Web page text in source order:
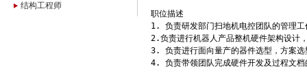
结构工程师
职位描述
1. 负责研发部门扫地机电控团队的管理工
2.负责进行机器人产品整机硬件架构设计
3. 负责进行面向量产的器件选型，方案选
4. 负责带领团队完成硬件开发及过程文档